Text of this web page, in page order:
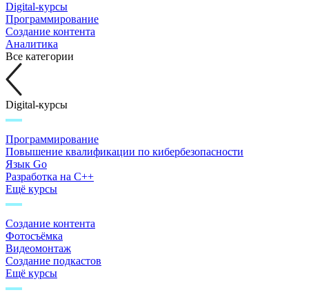
Digital-курсы
Программирование
Создание контента
Аналитика
Все категории
Digital-курсы
Программирование
Повышение квалификации по кибербезопасности
Язык Go
Разработка на C++
Ещё курсы
Создание контента
Фотосъёмка
Видеомонтаж
Создание подкастов
Ещё курсы